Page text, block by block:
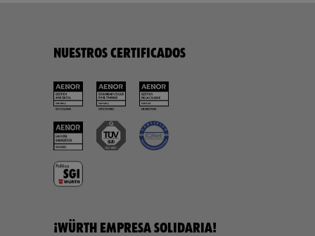
NUESTROS CERTIFICADOS
¡WÜRTH EMPRESA SOLIDARIA!